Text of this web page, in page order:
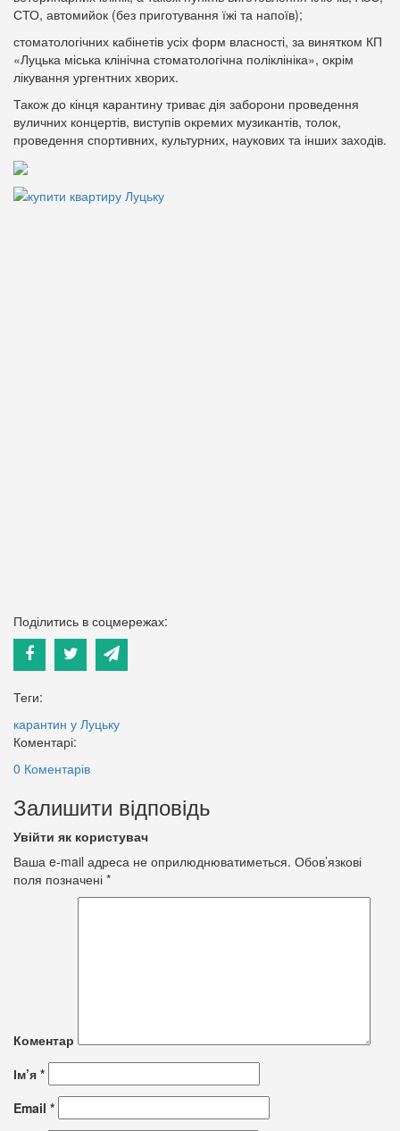
СТО, автомийок (без приготування їжі та напоїв);
стоматологічних кабінетів усіх форм власності, за винятком КП
«Луцька міська клінічна стоматологічна поліклініка», окрім
лікування ургентних хворих.
Також до кінця карантину триває дія заборони проведення
вуличних концертів, виступів окремих музикантів, толок,
проведення спортивних, культурних, наукових та інших заходів.
Поділитись в соцмережах:
Теги:
карантин у Луцьку
Коментарі:
0 Коментарів
Залишити відповідь
Увійти як користувач
Ваша e-mail адреса не оприлюднюватиметься. Обов’язкові
поля позначені *
Коментар
Ім’я *
Email *